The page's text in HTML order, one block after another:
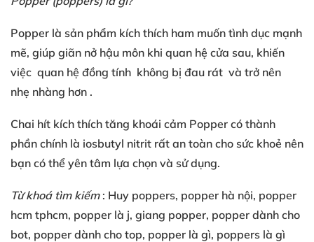
Popper là sản phẩm kích thích ham muốn tình dục mạnh
mẽ, giúp giãn nở hậu môn khi quan hệ cửa sau, khiến
việc quan hệ đồng tính không bị đau rát và trở nên
nhẹ nhàng hơn .
Chai hít kích thích tăng khoái cảm Popper có thành
phần chính là iosbutyl nitrit rất an toàn cho sức khoẻ nên
bạn có thể yên tâm lựa chọn và sử dụng.
Từ khoá tìm kiếm : Huy poppers, popper hà nội, popper
hcm tphcm, popper là j, giang popper, popper dành cho
bot, popper dành cho top, popper là gì, poppers là gì